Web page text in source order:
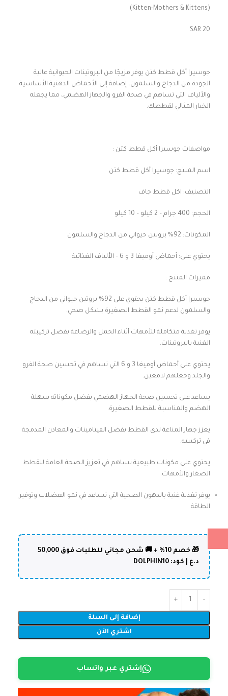
(Kitten-Mothers & Kittens)
20 SAR
جوسيرا أكل قطط كتن يوفر مزيجًا من البروتينات الحيوانية عالية
الجودة من الدجاج والسلمون، إضافة إلى الأحماض الدهنية الأساسية
والألياف التي تساهم في صحة الفرو والجهاز الهضمي، مما يجعله
الخيار المثالي لقططك.
مواصفات جوسيرا أكل قطط كتن :
اسم المنتج: جوسيرا أكل قطط كتن
التصنيف: اكل قطط جاف
الحجم: 400 جرام – 2 كيلو – 10 كيلو
المكونات: 92% بروتين حيواني من الدجاج والسلمون
يحتوي على: أحماض أوميغا 3 و 6 – الألياف الغذائية
مميزات المنتج :
جوسيرا أكل قطط كتن يحتوي على 92% بروتين حيواني من الدجاج
والسلمون لدعم نمو القطط الصغيرة بشكل صحي.
يوفر تغذية متكاملة للأمهات أثناء الحمل والرضاعة بفضل تركيبته
الغنية بالبروتينات.
يحتوي على أحماض أوميغا 3 و 6 التي تساهم في تحسين صحة الفرو
والجلد وجعلهم لامعين.
يساعد على تحسين صحة الجهاز الهضمي بفضل مكوناته سهلة
الهضم والمناسبة للقطط الصغيرة.
يعزز جهاز المناعة لدى القطط بفضل الفيتامينات والمعادن المدمجة
في تركيبته.
يحتوي على مكونات طبيعية تساهم في تعزيز الصحة العامة للقطط
الصغار والأمهات.
يوفر تغذية غنية بالدهون الصحية التي تساعد في نمو العضلات وتوفير
الطاقة.
🎁 خصم 10% + 🚚 شحن مجاني للطلبات فوق 50,000
د.ع | كود: DOLPHIN10
إضافة إلى السلة
اشتري الآن
إشتري عبر واتساب